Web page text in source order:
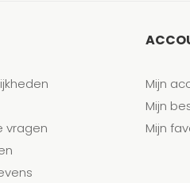
vragen
Mijn
Mijn
Mijn